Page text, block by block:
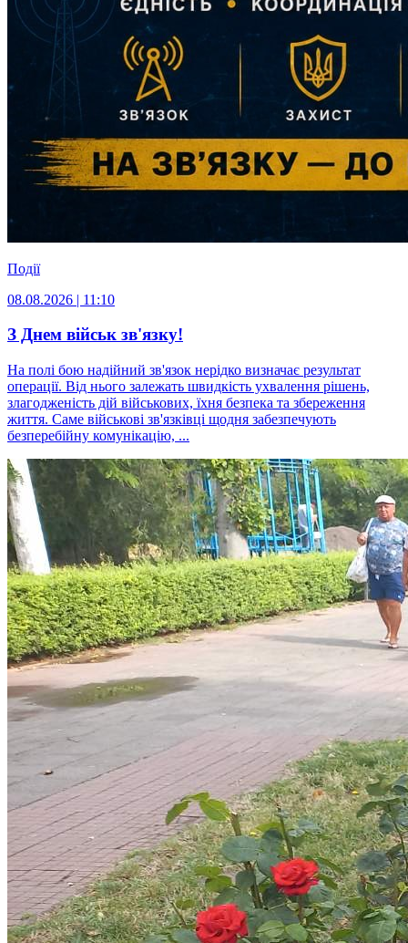
Події
08.08.2026 | 11:10
З Днем військ зв'язку!
На полі бою надійний зв'язок нерідко визначає результат
операції. Від нього залежать швидкість ухвалення рішень,
злагодженість дій військових, їхня безпека та збереження
життя. Саме військові зв'язківці щодня забезпечують
безперебійну комунікацію, ...